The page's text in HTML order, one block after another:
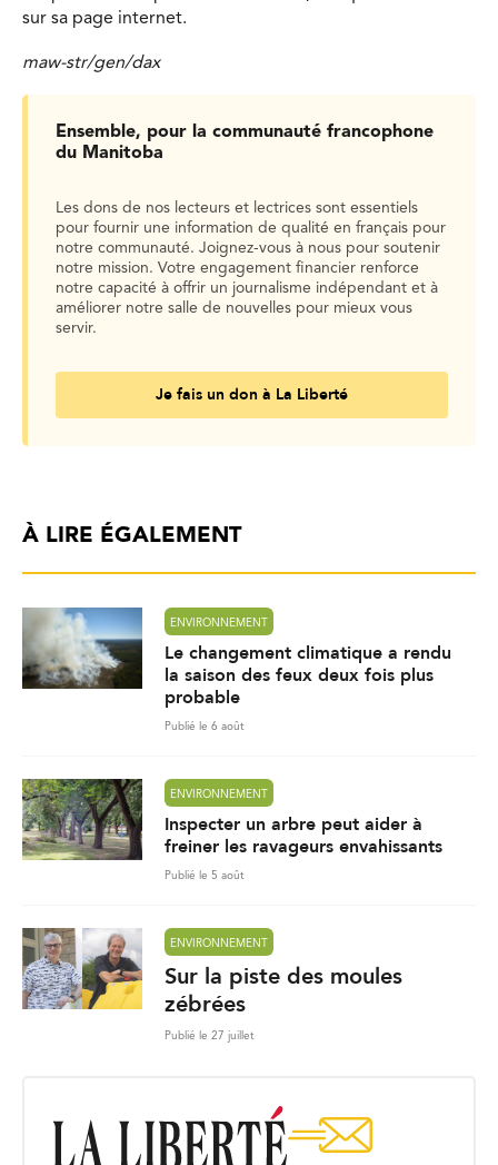
sur sa page internet.
maw-str/gen/dax
Ensemble, pour la communauté francophone
du Manitoba
Les dons de nos lecteurs et lectrices sont essentiels
pour fournir une information de qualité en français pour
notre communauté. Joignez-vous à nous pour soutenir
notre mission. Votre engagement financier renforce
notre capacité à offrir un journalisme indépendant et à
améliorer notre salle de nouvelles pour mieux vous
servir.
Je fais un don à La Liberté
À LIRE ÉGALEMENT
ENVIRONNEMENT
Le changement climatique a rendu
la saison des feux deux fois plus
probable
Publié le 6 août
ENVIRONNEMENT
Inspecter un arbre peut aider à
freiner les ravageurs envahissants
Publié le 5 août
ENVIRONNEMENT
Sur la piste des moules
zébrées
Publié le 27 juillet